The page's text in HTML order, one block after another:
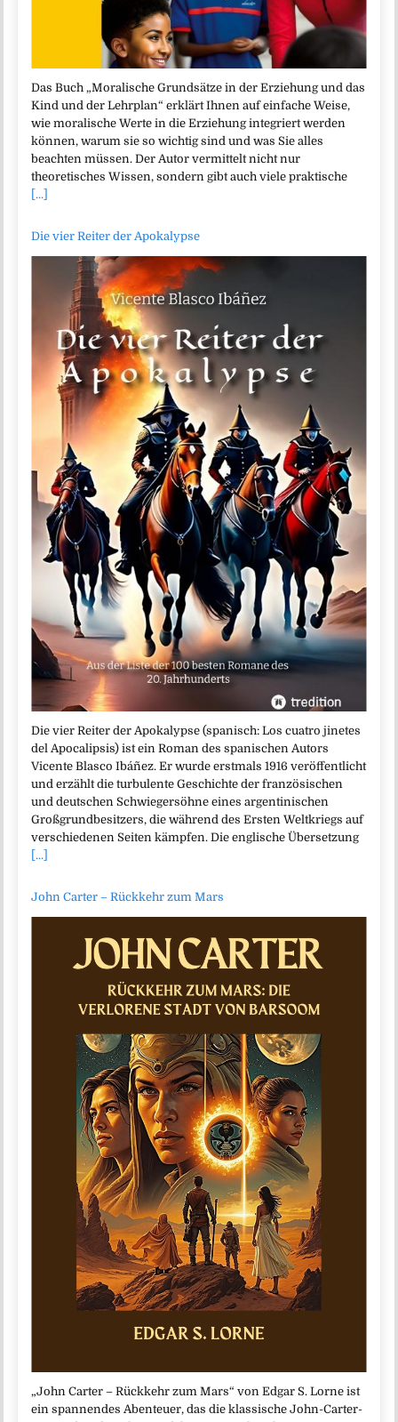
Das Buch „Moralische Grundsätze in der Erziehung und das
Kind und der Lehrplan“ erklärt Ihnen auf einfache Weise,
wie moralische Werte in die Erziehung integriert werden
können, warum sie so wichtig sind und was Sie alles
beachten müssen. Der Autor vermittelt nicht nur
theoretisches Wissen, sondern gibt auch viele praktische
[...]
Die vier Reiter der Apokalypse
Die vier Reiter der Apokalypse (spanisch: Los cuatro jinetes
del Apocalipsis) ist ein Roman des spanischen Autors
Vicente Blasco Ibáñez. Er wurde erstmals 1916 veröffentlicht
und erzählt die turbulente Geschichte der französischen
und deutschen Schwiegersöhne eines argentinischen
Großgrundbesitzers, die während des Ersten Weltkriegs auf
verschiedenen Seiten kämpfen. Die englische Übersetzung
[...]
John Carter – Rückkehr zum Mars
„John Carter – Rückkehr zum Mars“ von Edgar S. Lorne ist
ein spannendes Abenteuer, das die klassische John-Carter-